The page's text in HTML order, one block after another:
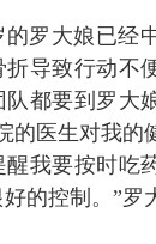
大娘已经中
折导致行动不
队都要到罗大
的医生对我的
我要按时吃
的控制。”罗